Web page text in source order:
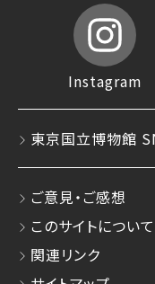
Instagram
東京国立博物館
ご意見・ご感想
このサイトについて
関連リンク